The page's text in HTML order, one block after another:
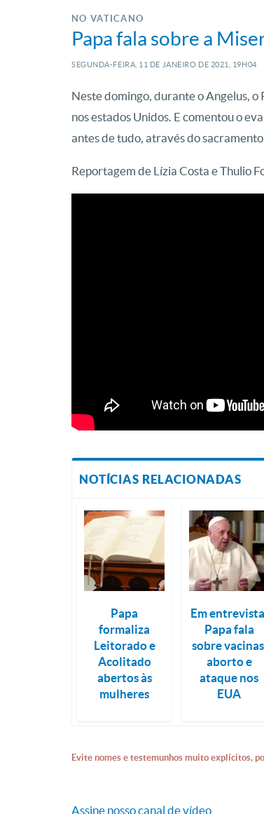
NO VATICANO
Papa fala sobre a
SEGUNDA-FEIRA, 11 DE JANEIRO DE 2021, 19H04
Neste domingo, durante o Angelus,
nos estados Unidos. E comentou o
antes de tudo, através do
Reportagem de Lízia Costa e Thulio
NOTÍCIAS RELACIONADAS
Papa
formaliza
Leitorado e
Acolitado
abertos às
mulheres
Em
Papa fala
sobre
aborto e
ataque nos
EUA
Evite nomes e testemunhos muito explícitos,
Assine nosso canal de vídeo